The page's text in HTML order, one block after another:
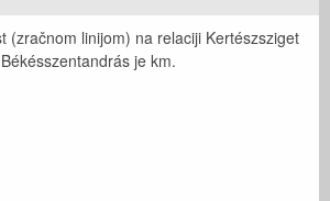
(zračnom linijom) na relaciji Kertészsziget
je km.